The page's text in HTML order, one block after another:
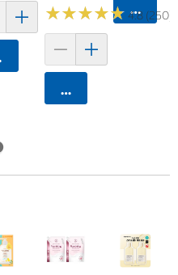
에 담기
★★★★★
★★★★★ 4.8 (250)
카트에 담기
카트에